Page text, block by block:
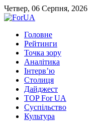
Четвер, 06 Серпня, 2026
Головне
Рейтинги
Точка зору
Аналітика
Інтерв’ю
Столиця
Дайджест
TOP For UA
Суспiльство
Культура